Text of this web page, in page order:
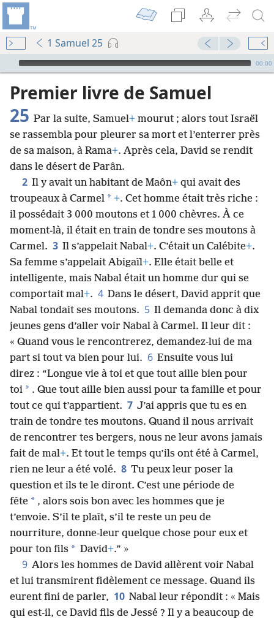
1 Samuel 25
Audio Player
00:00
Premier livre de Samuel
25 Par la suite, Samuel+ mourut ; alors tout Israël
se rassembla pour pleurer sa mort et l’enterrer près
de sa maison, à Rama+. Après cela, David se rendit
dans le désert de Parân.
2 Il y avait un habitant de Maôn+ qui avait des
troupeaux à Carmel * +. Cet homme était très riche :
il possédait 3 000 moutons et 1 000 chèvres. À ce
moment-là, il était en train de tondre ses moutons à
Carmel. 3 Il s’appelait Nabal+. C’était un Calébite+.
Sa femme s’appelait Abigaïl+. Elle était belle et
intelligente, mais Nabal était un homme dur qui se
comportait mal+. 4 Dans le désert, David apprit que
Nabal tondait ses moutons. 5 Il demanda donc à dix
jeunes gens d’aller voir Nabal à Carmel. Il leur dit :
« Quand vous le rencontrerez, demandez-lui de ma
part si tout va bien pour lui. 6 Ensuite vous lui
direz : “Longue vie à toi et que tout aille bien pour
toi * . Que tout aille bien aussi pour ta famille et pour
tout ce qui t’appartient. 7 J’ai appris que tu es en
train de tondre tes moutons. Quand il nous arrivait
de rencontrer tes bergers, nous ne leur avons jamais
fait de mal+. Et tout le temps qu’ils ont été à Carmel,
rien ne leur a été volé. 8 Tu peux leur poser la
question et ils te le diront. C’est une période de
fête * , alors sois bon avec les hommes que je
t’envoie. S’il te plaît, s’il te reste un peu de
nourriture, donne-leur quelque chose pour eux et
pour ton fils * David+.” »
9 Alors les hommes de David allèrent voir Nabal
et lui transmirent fidèlement ce message. Quand ils
eurent fini de parler, 10 Nabal leur répondit : « Mais
qui est-il, ce David fils de Jessé ? Il y a beaucoup de